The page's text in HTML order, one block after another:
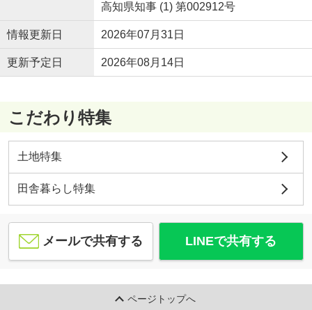
高知県知事 (1) 第002912号
情報更新日 2026年07月31日
更新予定日 2026年08月14日
こだわり特集
土地特集
田舎暮らし特集
メールで共有する LINEで共有する
ページトップへ